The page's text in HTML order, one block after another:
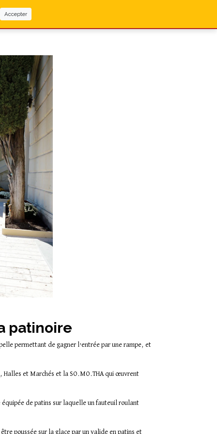
patinoire
permettant de gagner l’entrée par une rampe, et
Halles et Marchés et la SO.MO.THA qui œuvrent
de patins sur laquelle un fauteuil roulant
poussée sur la glace par un valide en patins et
Accepter